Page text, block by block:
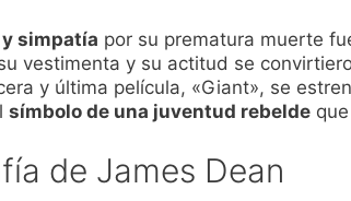
simpatía por su prematura muerte
vestimenta y su actitud se
y última película, «Giant», se
símbolo de una juventud rebelde
de James Dean